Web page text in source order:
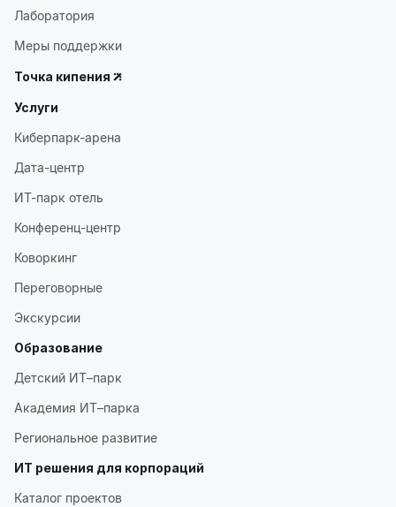
Лаборатория
Меры поддержки
Точка кипения
Услуги
Киберпарк-арена
Дата-центр
ИТ-парк отель
Конференц-центр
Коворкинг
Переговорные
Экскурсии
Образование
Детский ИТ–парк
Академия ИТ–парка
Региональное развитие
ИТ решения для корпораций
Каталог проектов